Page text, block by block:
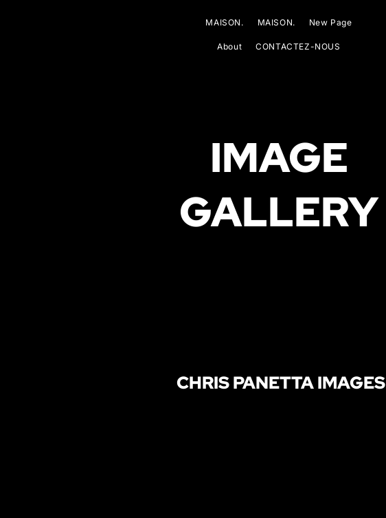
MAISON. MAISON. New Page
About CONTACTEZ-NOUS
IMAGE
GALLERY
CHRIS PANETTA IMAGES